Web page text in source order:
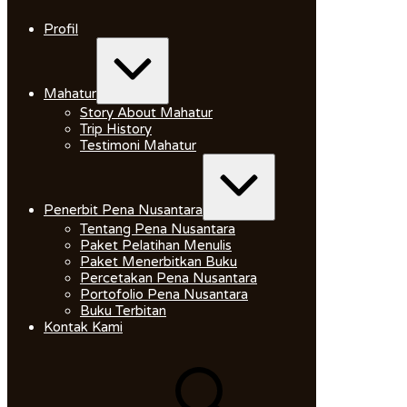
content
Profil
Mahatur
Story About Mahatur
Trip History
Testimoni Mahatur
Penerbit Pena Nusantara
Tentang Pena Nusantara
Paket Pelatihan Menulis
Paket Menerbitkan Buku
Percetakan Pena Nusantara
Portofolio Pena Nusantara
Buku Terbitan
Kontak Kami